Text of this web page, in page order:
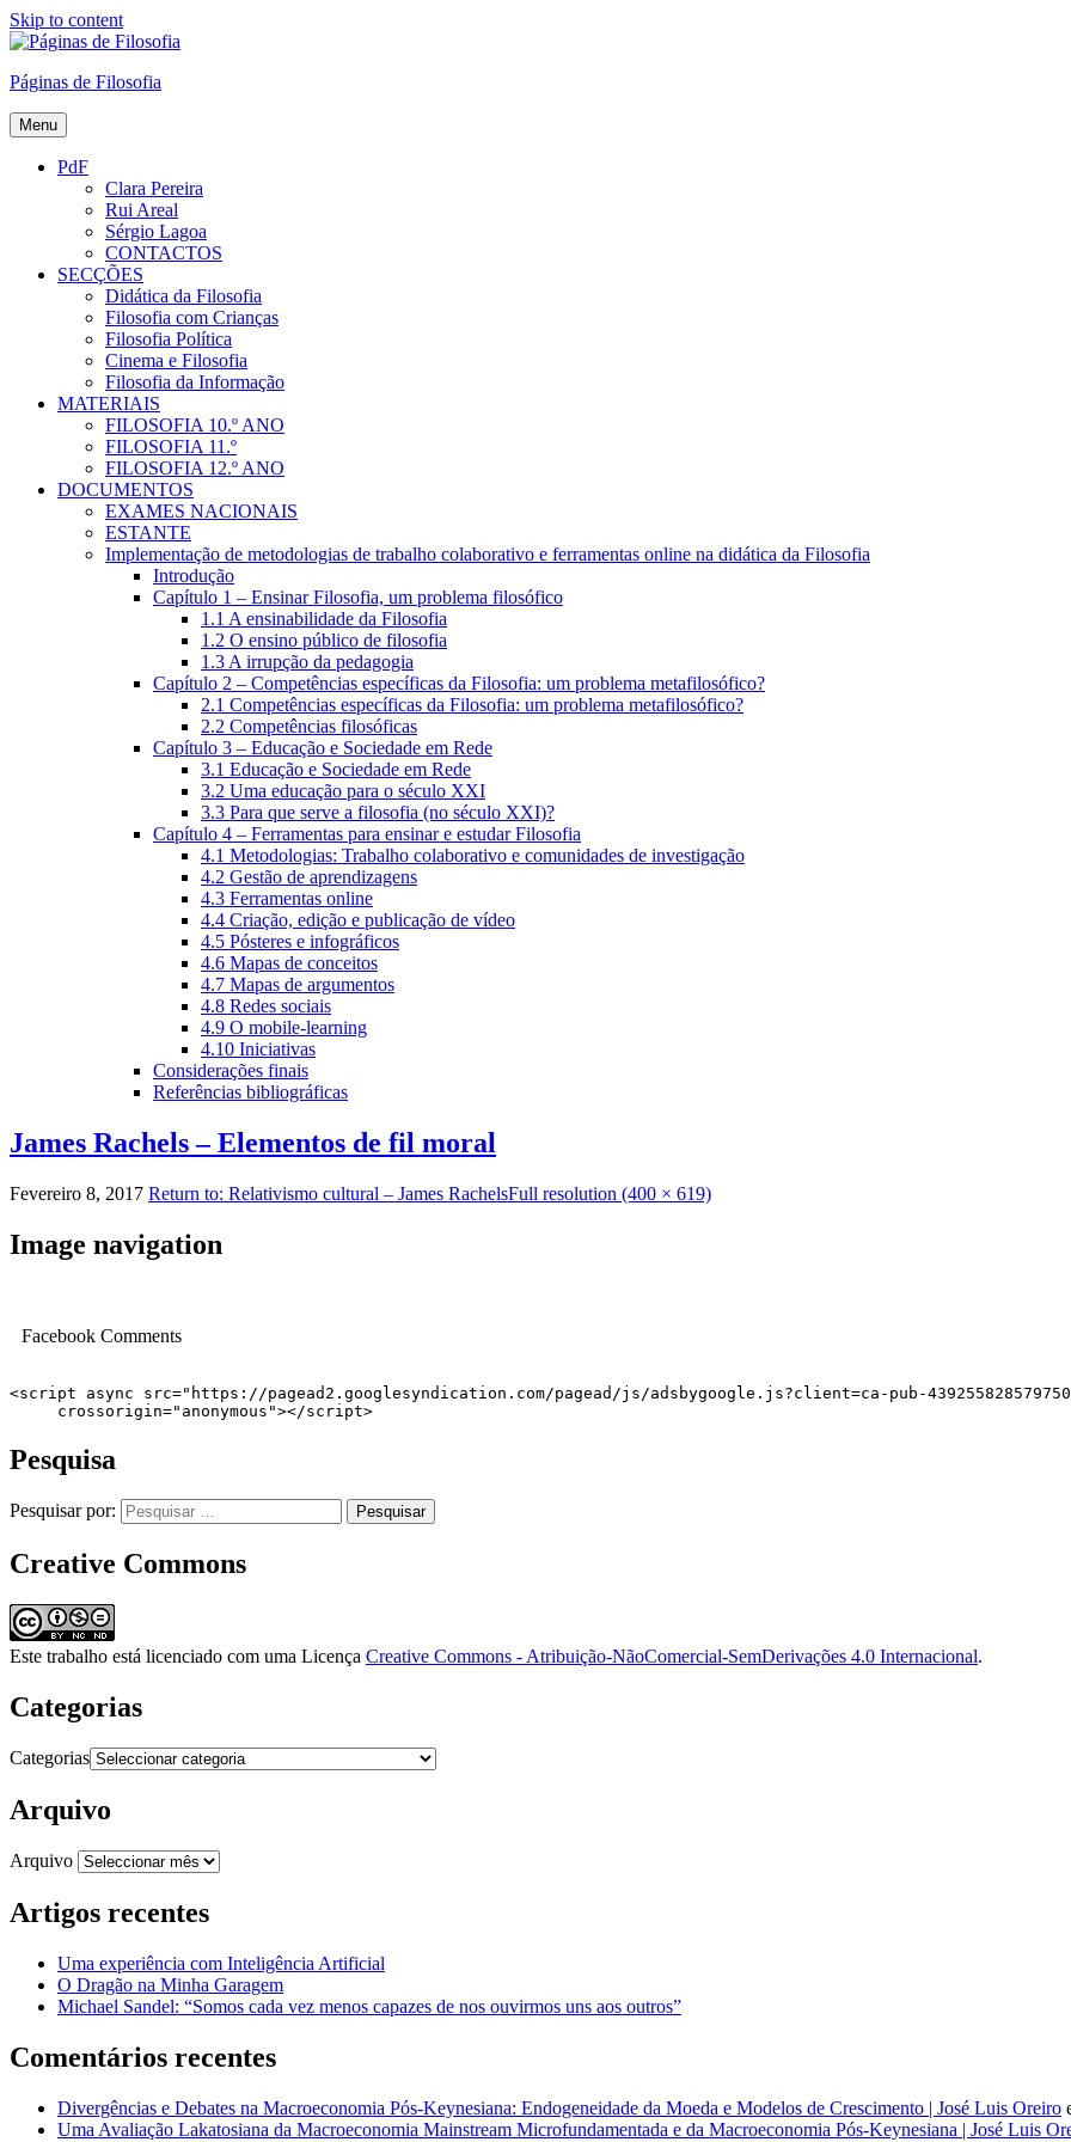
Skip to content
Páginas de Filosofia
Menu
PdF
Clara Pereira
Rui Areal
Sérgio Lagoa
CONTACTOS
SECÇÕES
Didática da Filosofia
Filosofia com Crianças
Filosofia Política
Cinema e Filosofia
Filosofia da Informação
MATERIAIS
FILOSOFIA 10.º ANO
FILOSOFIA 11.º
FILOSOFIA 12.º ANO
DOCUMENTOS
EXAMES NACIONAIS
ESTANTE
Implementação de metodologias de trabalho colaborativo e ferramentas online na didática da Filosofia
Introdução
Capítulo 1 – Ensinar Filosofia, um problema filosófico
1.1 A ensinabilidade da Filosofia
1.2 O ensino público de filosofia
1.3 A irrupção da pedagogia
Capítulo 2 – Competências específicas da Filosofia: um problema metafilosófico?
2.1 Competências específicas da Filosofia: um problema metafilosófico?
2.2 Competências filosóficas
Capítulo 3 – Educação e Sociedade em Rede
3.1 Educação e Sociedade em Rede
3.2 Uma educação para o século XXI
3.3 Para que serve a filosofia (no século XXI)?
Capítulo 4 – Ferramentas para ensinar e estudar Filosofia
4.1 Metodologias: Trabalho colaborativo e comunidades de investigação
4.2 Gestão de aprendizagens
4.3 Ferramentas online
4.4 Criação, edição e publicação de vídeo
4.5 Pósteres e infográficos
4.6 Mapas de conceitos
4.7 Mapas de argumentos
4.8 Redes sociais
4.9 O mobile-learning
4.10 Iniciativas
Considerações finais
Referências bibliográficas
James Rachels – Elementos de fil moral
Fevereiro 8, 2017 Return to: Relativismo cultural – James RachelsFull resolution (400 × 619)
Image navigation
Facebook Comments
<script async src="https://pagead2.googlesyndication.com/pagead/js/adsbygoogle.js?client=ca-pub-
     crossorigin="anonymous"></script>
Pesquisa
Pesquisar por:
Creative Commons
Este trabalho está licenciado com uma Licença Creative Commons - Atribuição-NãoComercial-SemDerivações 4.0 Internacional.
Categorias
Categorias
Arquivo
Arquivo
Artigos recentes
Uma experiência com Inteligência Artificial
O Dragão na Minha Garagem
Michael Sandel: “Somos cada vez menos capazes de nos ouvirmos uns aos outros”
Comentários recentes
Divergências e Debates na Macroeconomia Pós-Keynesiana: Endogeneidade da Moeda e Modelos de Crescimento | José Luis Oreiro
Uma Avaliação Lakatosiana da Macroeconomia Mainstream Microfundamentada e da Macroeconomia Pós-Keynesiana | José Luis